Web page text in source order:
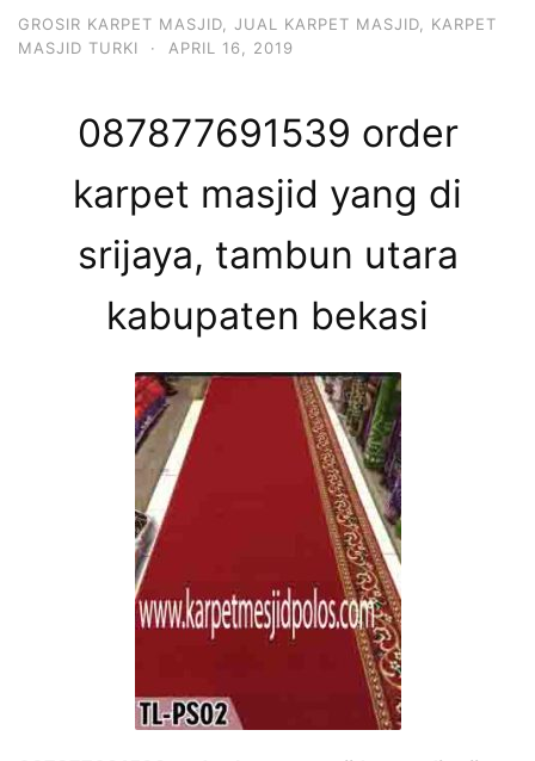
GROSIR KARPET MASJID JUAL KARPET MASJID
KARPET
MASJID TURKI
· APRIL 16, 2019
087877691539 order
karpet masjid yang di
srijaya, tambun utara
kabupaten bekasi